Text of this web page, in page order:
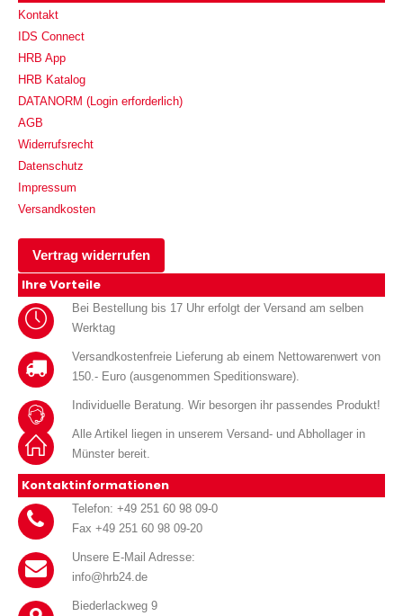
Kontakt
IDS Connect
HRB App
HRB Katalog
DATANORM (Login erforderlich)
AGB
Widerrufsrecht
Datenschutz
Impressum
Versandkosten
Vertrag widerrufen
Ihre Vorteile
Bei Bestellung bis 17 Uhr erfolgt der Versand am selben
Werktag
Versandkostenfreie Lieferung ab einem Nettowarenwert von
150.- Euro (ausgenommen Speditionsware).
Individuelle Beratung. Wir besorgen ihr passendes Produkt!
Alle Artikel liegen in unserem Versand- und Abhollager in
Münster bereit.
Kontaktinformationen
Telefon: +49 251 60 98 09-0
Fax +49 251 60 98 09-20
Unsere E-Mail Adresse:
info@hrb24.de
Biederlackweg 9